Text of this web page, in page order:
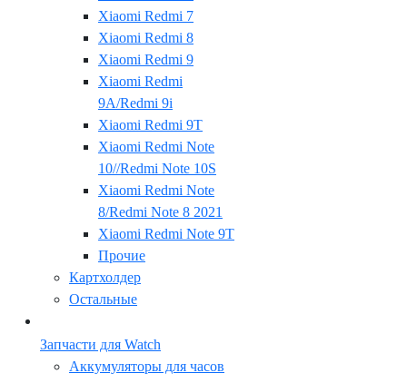
Xiaomi Redmi 7
Xiaomi Redmi 8
Xiaomi Redmi 9
Xiaomi Redmi
9A/Redmi 9i
Xiaomi Redmi 9T
Xiaomi Redmi Note
10//Redmi Note 10S
Xiaomi Redmi Note
8/Redmi Note 8 2021
Xiaomi Redmi Note 9T
Прочие
Картхолдер
Остальные
Запчасти для Watch
Аккумуляторы для часов